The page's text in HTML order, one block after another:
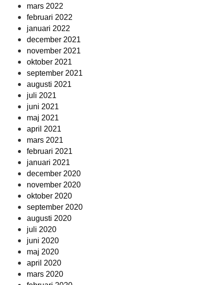
mars 2022
februari 2022
januari 2022
december 2021
november 2021
oktober 2021
september 2021
augusti 2021
juli 2021
juni 2021
maj 2021
april 2021
mars 2021
februari 2021
januari 2021
december 2020
november 2020
oktober 2020
september 2020
augusti 2020
juli 2020
juni 2020
maj 2020
april 2020
mars 2020